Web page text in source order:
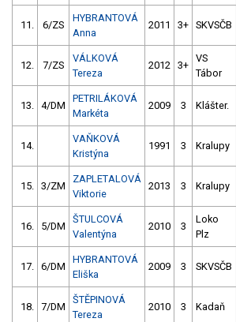
11. 6/ZS
HYBRANTOVÁ
Anna
2011 3+ SKVSČB
12. 7/ZS
VÁLKOVÁ
Tereza
2012 3+
VS
Tábor
13. 4/DM
PETRILÁKOVÁ
Markéta
2009 3 Klášter.
14.
VAŇKOVÁ
Kristýna
1991 3 Kralupy
15. 3/ZM
ZAPLETALOVÁ
Viktorie
2013 3 Kralupy
16. 5/DM
ŠTULCOVÁ
Valentýna
2010 3
Loko
Plz
17. 6/DM
HYBRANTOVÁ
Eliška
2009 3 SKVSČB
18. 7/DM
ŠTĚPINOVÁ
Tereza
2010 3 Kadaň